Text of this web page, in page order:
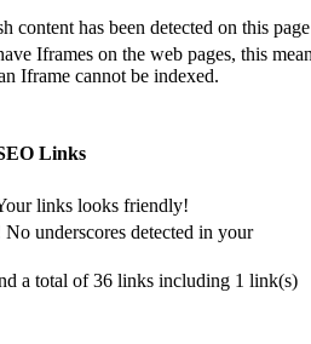
content has been detected on this
Iframes on the web pages, this
Iframe cannot be indexed.
Links
links looks friendly!
No underscores detected in your
a total of 36 links including 1 link(s)